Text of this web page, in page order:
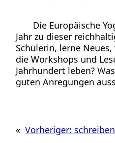
Die Europäische
Jahr zu dieser
Schülerin, lerne
die Workshops und
Jahrhundert leben?
guten Anregungen
« Vorheriger: